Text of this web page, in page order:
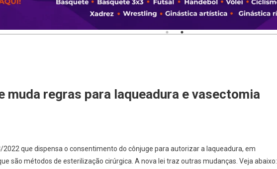
muda regras para laqueadura e vasectomia
2022 que dispensa o consentimento do cônjuge para autorizar a laqueadura, em
são métodos de esterilização cirúrgica. A nova lei traz outras mudanças. Veja abaixo: